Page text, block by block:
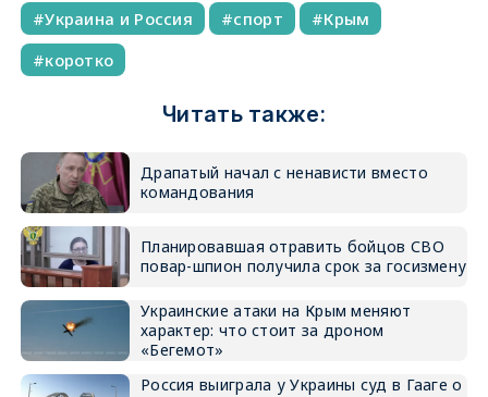
Украина и Россия спорт
Крым
коротко
Читать также:
Драпатый начал с ненависти вместо
командования
Планировавшая отравить бойцов СВО
повар-шпион получила срок за госизмену
Украинские атаки на Крым меняют
характер: что стоит за дроном
«Бегемот»
Россия выиграла у Украины суд в Гааге о